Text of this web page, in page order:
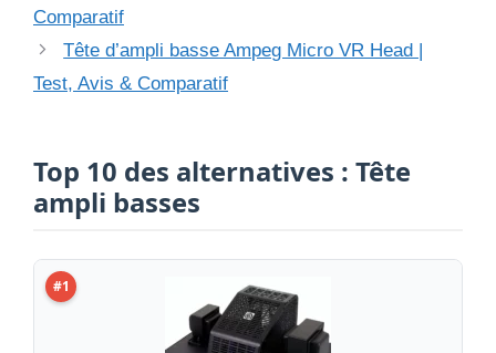
Comparatif
Tête d’ampli basse Ampeg Micro VR Head |
Test, Avis & Comparatif
Top 10 des alternatives : Tête
ampli basses
#1